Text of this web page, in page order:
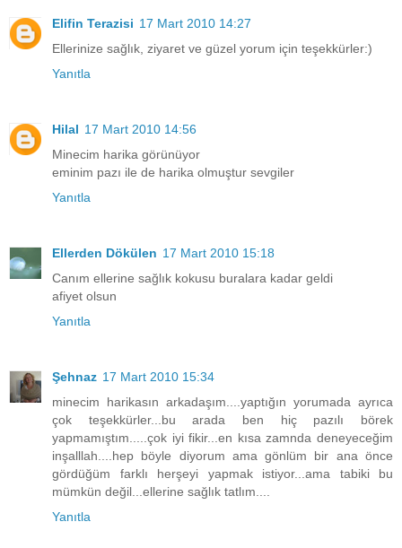
Elifin Terazisi 17 Mart 2010 14:27
Ellerinize sağlık, ziyaret ve güzel yorum için teşekkürler:)
Yanıtla
Hilal 17 Mart 2010 14:56
Minecim harika görünüyor
eminim pazı ile de harika olmuştur sevgiler
Yanıtla
Ellerden Dökülen 17 Mart 2010 15:18
Canım ellerine sağlık kokusu buralara kadar geldi
afiyet olsun
Yanıtla
Şehnaz 17 Mart 2010 15:34
minecim harikasın arkadaşım....yaptığın yorumada ayrıca
çok teşekkürler...bu arada ben hiç pazılı börek
yapmamıştım.....çok iyi fikir...en kısa zamnda deneyeceğim
inşalllah....hep böyle diyorum ama gönlüm bir ana önce
gördüğüm farklı herşeyi yapmak istiyor...ama tabiki bu
mümkün değil...ellerine sağlık tatlım....
Yanıtla